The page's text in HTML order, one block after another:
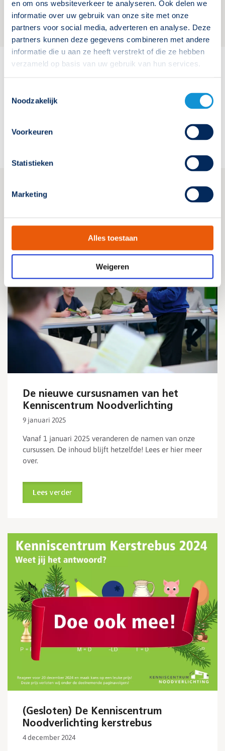
en om ons websiteverkeer te analyseren. Ook delen we
informatie over uw gebruik van onze site met onze
partners voor social media, adverteren en analyse. Deze
partners kunnen deze gegevens combineren met andere
informatie die u aan ze heeft verstrekt of die ze hebben
verzameld op basis van uw gebruik van hun services.
Noodzakelijk
Voorkeuren
Statistieken
Marketing
Alles toestaan
Weigeren
een extra argument is om over te stappen op led-
noodverlichting. Dit is hét moment om dat te doen.
Meer nieuws
De nieuwe cursusnamen van het
Kenniscentrum Noodverlichting
9 januari 2025
Vanaf 1 januari 2025 veranderen de namen van onze
cursussen. De inhoud blijft hetzelfde! Lees er hier meer
over.
Lees verder
(Gesloten) De Kenniscentrum
Noodverlichting kerstrebus
4 december 2024